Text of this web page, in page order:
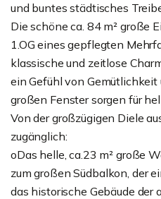
und buntes städtisches
Die schöne ca. 84 m² große
1.OG eines gepflegten
klassische und zeitlose
ein Gefühl von Gemütlichkeit
großen Fenster sorgen für
Von der großzügigen Diele
zugänglich:
oDas helle, ca.23 m² große
zum großen Südbalkon, der
das historische Gebäude der